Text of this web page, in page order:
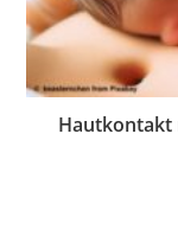
Hautkontakt